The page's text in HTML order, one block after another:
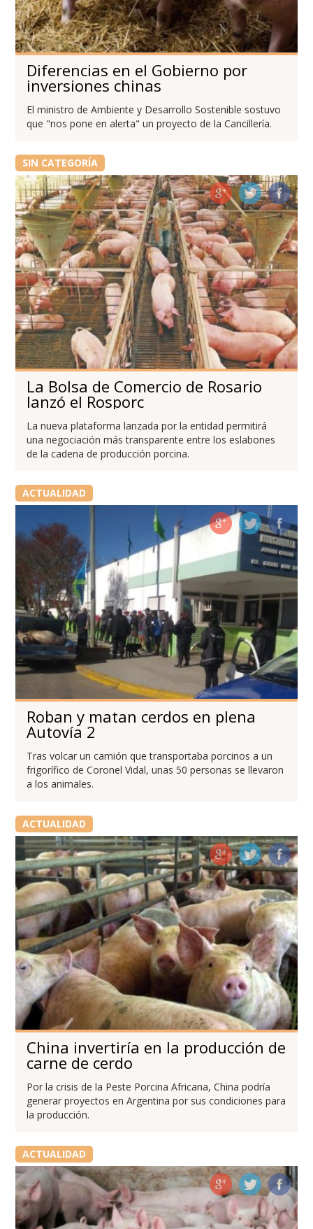
Diferencias en el Gobierno por
inversiones chinas
El ministro de Ambiente y Desarrollo Sostenible sostuvo
que "nos pone en alerta" un proyecto de la Cancillería.
SIN CATEGORÍA
La Bolsa de Comercio de Rosario
lanzó el Rosporc
La nueva plataforma lanzada por la entidad permitirá
una negociación más transparente entre los eslabones
de la cadena de producción porcina.
ACTUALIDAD
Roban y matan cerdos en plena
Autovía 2
Tras volcar un camión que transportaba porcinos a un
frigorífico de Coronel Vidal, unas 50 personas se llevaron
a los animales.
ACTUALIDAD
China invertiría en la producción de
carne de cerdo
Por la crisis de la Peste Porcina Africana, China podría
generar proyectos en Argentina por sus condiciones para
la producción.
ACTUALIDAD